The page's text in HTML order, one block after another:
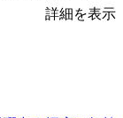
詳細を表示